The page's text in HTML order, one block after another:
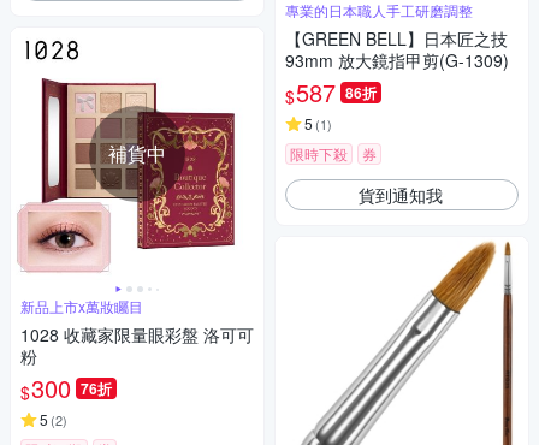
補貨中
新品上市x萬妝矚目
1028 收藏家限量眼彩盤 洛可可
粉
$300 76折
5 (2)
專業的日本職人手工研磨調整
【GREEN BELL】日本匠之技
93mm 放大鏡指甲剪(G-1309)
$587 86折
5 (1)
限時下殺 券
貨到通知我